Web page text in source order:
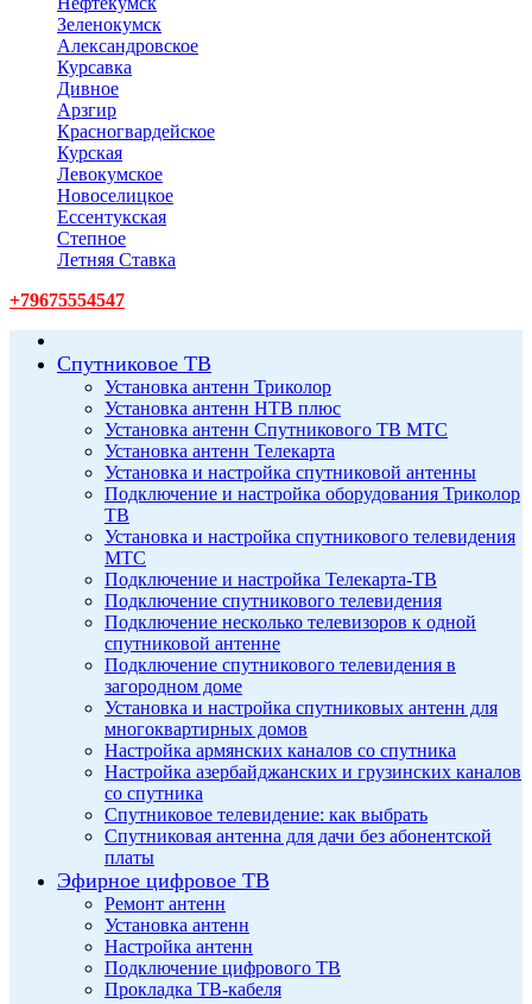
Зеленокумск
Александровское
Курсавка
Дивное
Арзгир
Красногвардейское
Курская
Левокумское
Новоселицкое
Ессентукская
Степное
Летняя Ставка
+79675554547
Спутниковое ТВ
Установка антенн Триколор
Установка антенн НТВ плюс
Установка антенн Спутникового ТВ МТС
Установка антенн Телекарта
Установка и настройка спутниковой антенны
Подключение и настройка оборудования Триколор
ТВ
Установка и настройка спутникового телевидения
МТС
Подключение и настройка Телекарта-ТВ
Подключение спутникового телевидения
Подключение несколько телевизоров к одной
спутниковой антенне
Подключение спутникового телевидения в
загородном доме
Установка и настройка спутниковых антенн для
многоквартирных домов
Настройка армянских каналов со спутника
Настройка азербайджанских и грузинских каналов
со спутника
Спутниковое телевидение: как выбрать
Спутниковая антенна для дачи без абонентской
платы
Эфирное цифровое ТВ
Ремонт антенн
Установка антенн
Настройка антенн
Подключение цифрового ТВ
Прокладка ТВ-кабеля